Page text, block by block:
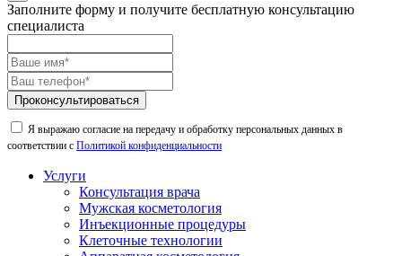
Заполните форму и получите бесплатную консультацию
специалиста
Проконсультироваться
Я выражаю согласие на передачу и обработку персональных данных в
соответствии с Политикой конфиденциальности
Услуги
Консультация врача
Мужская косметология
Инъекционные процедуры
Клеточные технологии